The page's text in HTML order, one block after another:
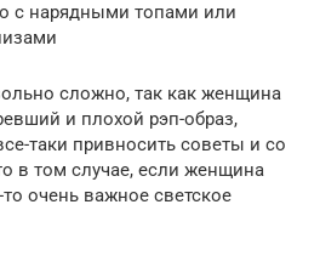
с нарядными топами или
сложно, так как женщина
и плохой рэп-образ,
таки привносить советы и со
в том случае, если женщина
очень важное светское